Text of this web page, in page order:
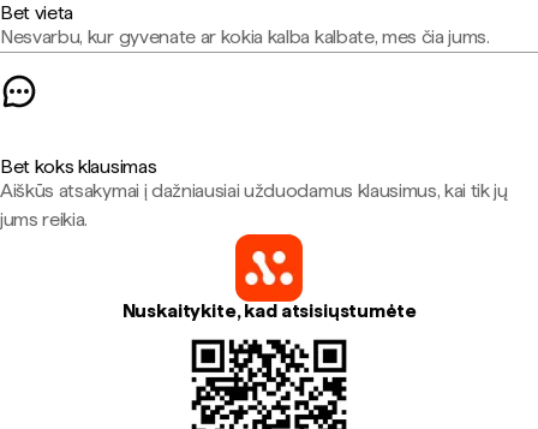
Bet vieta
Nesvarbu, kur gyvenate ar kokia kalba kalbate, mes čia jums.
Bet koks klausimas
Aiškūs atsakymai į dažniausiai užduodamus klausimus, kai tik jų
jums reikia.
Nuskaitykite, kad atsisiųstumėte